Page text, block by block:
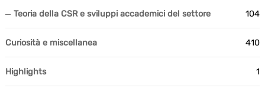
Teoria della CSR e sviluppi accademici del settore 104
Curiosità e miscellanea 410
Highlights 1